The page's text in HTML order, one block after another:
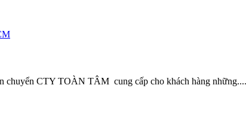
chuyển CTY TOÀN TÂM cung cấp cho khách hàng